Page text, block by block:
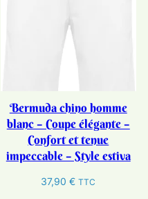
Bermuda chino homme
blanc – Coupe élégante –
Confort et tenue
impeccable – Style estiva
37,90€ TTC